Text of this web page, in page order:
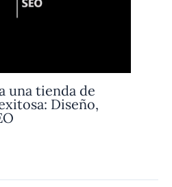
una tienda de
Diseño,